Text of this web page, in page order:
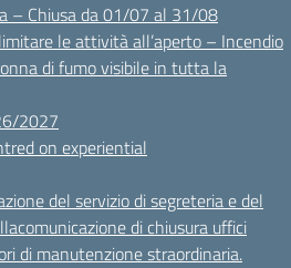
– Chiusa da 01/07 al 31/08
le attività all’aperto – Incendio
di fumo visibile in tutta la
2027
on experiential
del servizio di segreteria e del
di chiusura uffici
di manutenzione straordinaria.